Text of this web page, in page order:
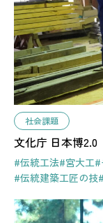
社会課題
文化庁 日本博
#伝統工法#宮大工#
#伝統建築工匠の技